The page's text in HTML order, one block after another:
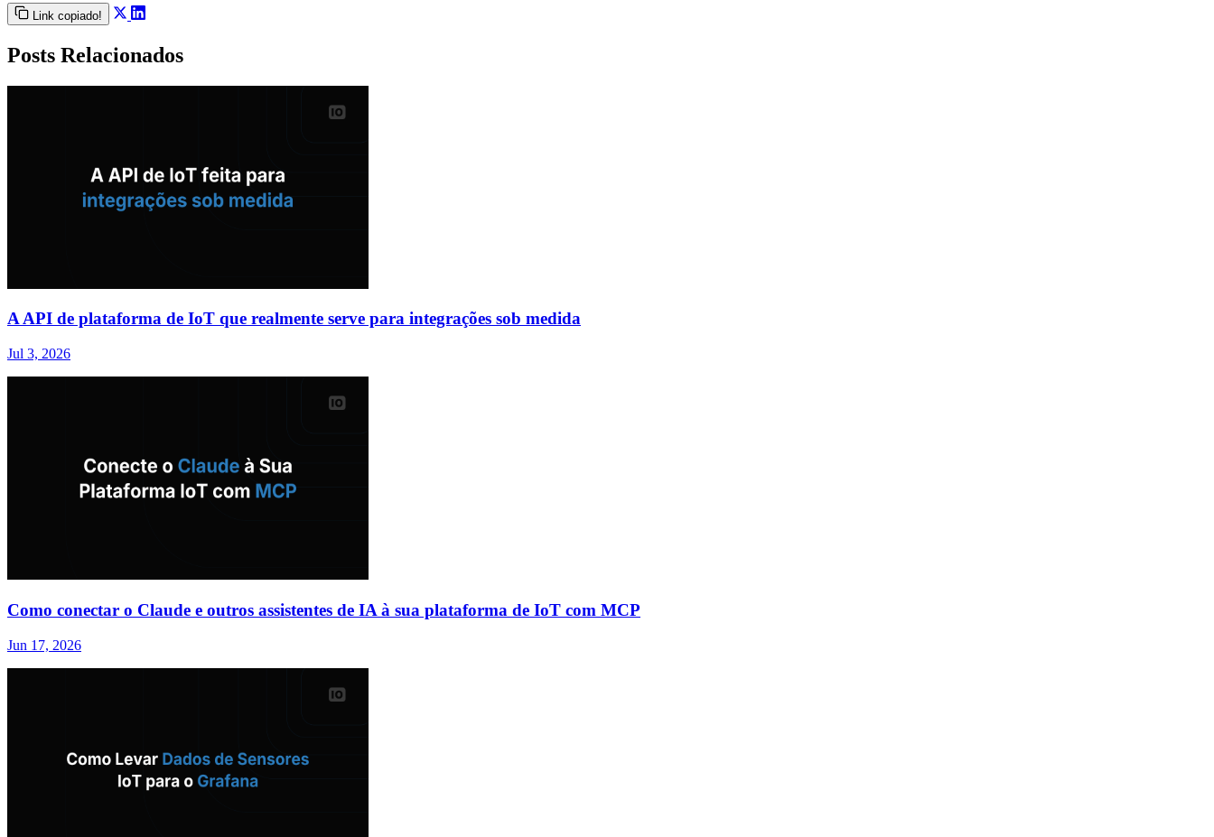
Link copiado!
Posts Relacionados
A API de plataforma de IoT que realmente serve para integrações sob medida
Jul 3, 2026
Como conectar o Claude e outros assistentes de IA à sua plataforma de IoT com MCP
Jun 17, 2026